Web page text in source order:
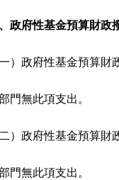
政府性基金預算財政
一）政府性基金預算
門無此項支出。
二）政府性基金預算
門無此項支出。